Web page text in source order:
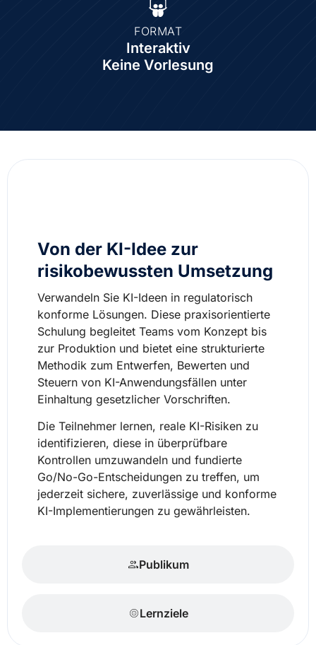
FORMAT
Interaktiv
Keine Vorlesung
Publikum
Lernziele
Von der KI-Idee zur
risikobewussten Umsetzung
Verwandeln Sie KI-Ideen in regulatorisch
konforme Lösungen. Diese praxisorientierte
Schulung begleitet Teams vom Konzept bis
zur Produktion und bietet eine strukturierte
Methodik zum Entwerfen, Bewerten und
Steuern von KI-Anwendungsfällen unter
Einhaltung gesetzlicher Vorschriften.
Die Teilnehmer lernen, reale KI-Risiken zu
identifizieren, diese in überprüfbare
Kontrollen umzuwandeln und fundierte
Go/No-Go-Entscheidungen zu treffen, um
jederzeit sichere, zuverlässige und konforme
KI-Implementierungen zu gewährleisten.